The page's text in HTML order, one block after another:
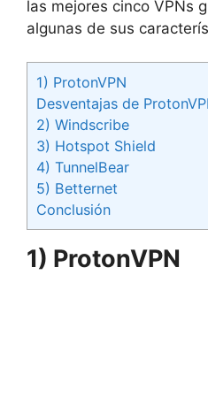
las mejores cinco VPNs
algunas de sus
1) ProtonVPN
Desventajas de
2) Windscribe
3) Hotspot Shield
4) TunnelBear
5) Betternet
Conclusión
1) ProtonVPN